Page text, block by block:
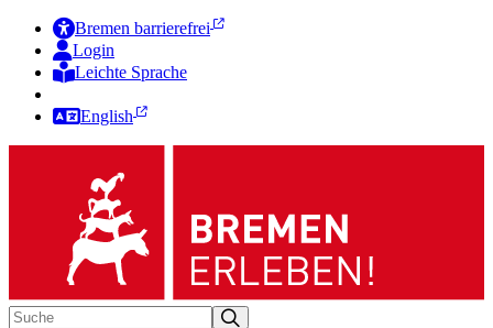
Bremen barrierefrei
Login
Leichte Sprache
English